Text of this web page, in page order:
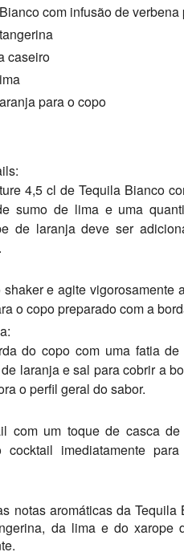
com infusão de verbena
caseiro
para o copo
4,5 cl de Tequila Bianco
sumo de lima e uma
de laranja deve ser
e agite vigorosamente
o copo preparado com a
do copo com uma fatia
laranja e sal para cobrir a
o perfil geral do sabor.
com um toque de casca
cocktail imediatamente
notas aromáticas da
da lima e do xarope